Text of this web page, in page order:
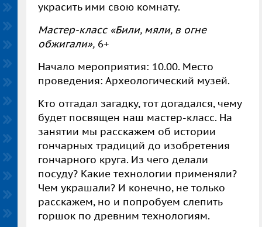
украсить ими свою комнату.
Мастер-класс «Били, мяли, в огне
обжигали», 6+
Начало мероприятия: 10.00. Место
проведения: Археологический музей.
Кто отгадал загадку, тот догадался, чему
будет посвящен наш мастер-класс. На
занятии мы расскажем об истории
гончарных традиций до изобретения
гончарного круга. Из чего делали
посуду? Какие технологии применяли?
Чем украшали? И конечно, не только
расскажем, но и попробуем слепить
горшок по древним технологиям.